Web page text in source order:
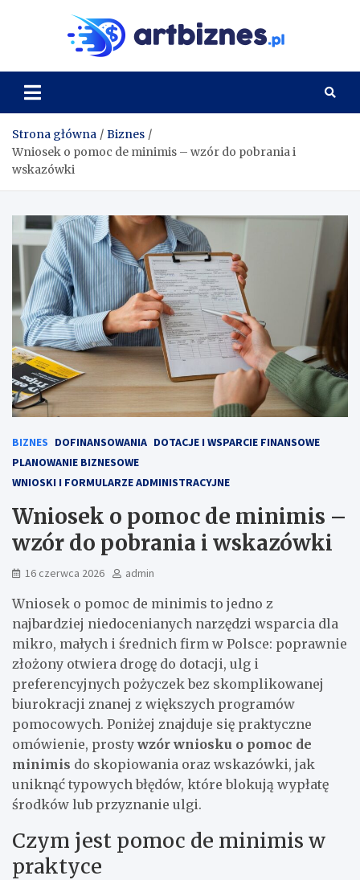
Strona główna
Biznes
Wniosek o pomoc de minimis – wzór do pobrania i
wskazówki
BIZNES DOFINANSOWANIA DOTACJE I WSPARCIE FINANSOWE
PLANOWANIE BIZNESOWE
WNIOSKI I FORMULARZE ADMINISTRACYJNE
Wniosek o pomoc de minimis –
wzór do pobrania i wskazówki
16 czerwca 2026 admin
Wniosek o pomoc de minimis to jedno z
najbardziej niedocenianych narzędzi wsparcia dla
mikro, małych i średnich firm w Polsce: poprawnie
złożony otwiera drogę do dotacji, ulg i
preferencyjnych pożyczek bez skomplikowanej
biurokracji znanej z większych programów
pomocowych. Poniżej znajduje się praktyczne
omówienie, prostywzór wniosku o pomoc de
minimis do skopiowania oraz wskazówki, jak
uniknąć typowych błędów, które blokują wypłatę
środków lub przyznanie ulgi.
Czym jest pomoc de minimis w
praktyce